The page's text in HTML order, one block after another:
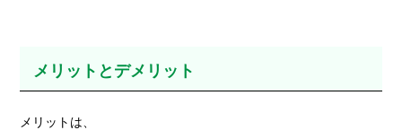
メリットとデメリット
メリットは、